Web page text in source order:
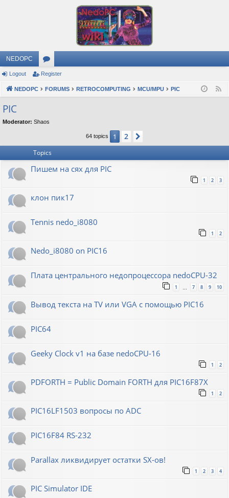
NEDOPC
or
u
s
Logout Register
NEDOPC FORUMS RETROCOMPUTING MCU/MPU PIC
PIC
Moderator: Shaos
64 topics 1 2
Topics
Пишем на сях для PIC
1 2 3
клон пик17
Tennis nedo_i8080
1 2
Nedo_i8080 on PIC16
Плата центрального недопроцессора nedoCPU-32
1 7 8 9 10
Вывод текста на TV или VGA с помощью PIC16
PIC64
Geeky Clock v1 на базе nedoCPU-16
1 2
PDFORTH = Public Domain FORTH для PIC16F87X
1 2
PIC16LF1503 вопросы по ADC
PIC16F84 RS-232
Parallax ликвидирует остатки SX-ов!
1 2 3 4
PIC Simulator IDE